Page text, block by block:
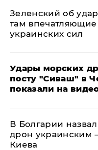
Зеленский об
там впечатляющие
украинских сил
Удары морских
посту "Сиваш" в
показали на
В Болгарии
дрон украинским
Киева